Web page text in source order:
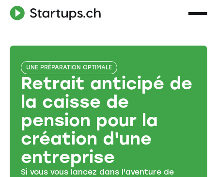
UNE PRÉPARATION OPTIMALE
Retrait anticipé de
la caisse de
pension pour la
création d'une
entreprise
Si vous vous lancez dans l'aventure de